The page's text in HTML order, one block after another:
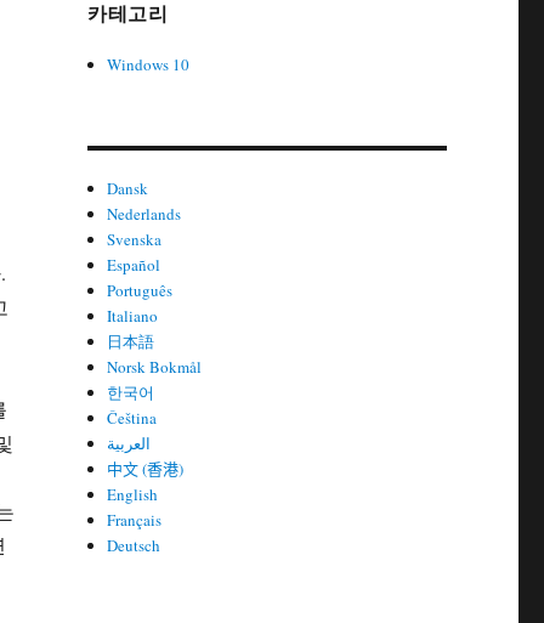
카테고리
Windows 10
Dansk
Nederlands
Svenska
Español
Português
Italiano
日本語
Norsk Bokmål
한국어
Čeština
العربية
中文 (香港)
English
Français
Deutsch